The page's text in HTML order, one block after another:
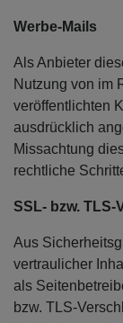
Werbe-Mails
Als Anbieter
Nutzung von im
veröffentlichten
ausdrücklich
Missachtung
rechtliche
SSL- bzw.
Aus
vertraulicher
als
bzw. TLS-